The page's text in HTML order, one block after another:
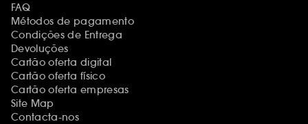
FAQ
Métodos de pagamento
Condições de Entrega
Devoluções
Cartão oferta digital
Cartão oferta físico
Cartão oferta empresas
Site Map
Contacta-nos